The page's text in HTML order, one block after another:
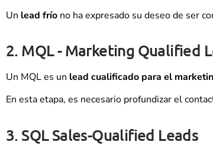
Un lead frío no ha expresado su deseo de ser
2. MQL - Marketing Qualified
Un MQL es un lead cualificado para el
En esta etapa, es necesario profundizar el
3. SQL Sales-Qualified Leads